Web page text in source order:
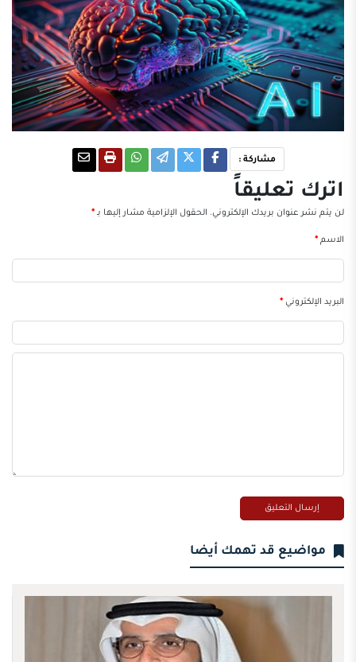
مشاركة :
اترك تعليقاً
لن يتم نشر عنوان بريدك الإلكتروني. الحقول الإلزامية مشار إليها بـ*
الاسم*
البريد الإلكتروني*
مواضيع قد تهمك أيضا